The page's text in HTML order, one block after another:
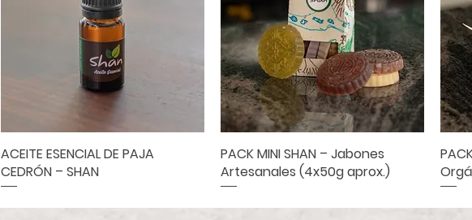
Vista rápida
ACEITE ESENCIAL DE PAJA
CEDRÓN – SHAN
Vista rápida
PACK MINI SHAN – Jabones
Artesanales (4x50g aprox.)